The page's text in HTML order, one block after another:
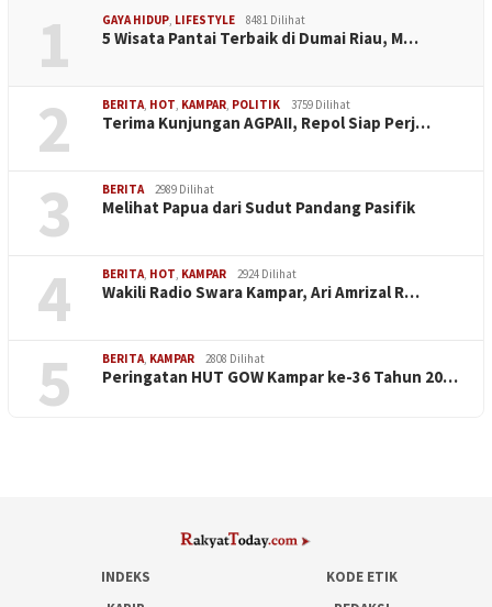
1 GAYA HIDUP LIFESTYLE 8481 Dilihat
5 Wisata Pantai Terbaik di Dumai Riau, M…
2 BERITA HOT KAMPAR POLITIK 3759 Dilihat
Terima Kunjungan AGPAII, Repol Siap Perj…
3 BERITA 2989 Dilihat
Melihat Papua dari Sudut Pandang Pasifik
4 BERITA HOT KAMPAR 2924 Dilihat
Wakili Radio Swara Kampar, Ari Amrizal R…
5 BERITA KAMPAR 2808 Dilihat
Peringatan HUT GOW Kampar ke-36 Tahun 20…
INDEKS
KODE ETIK